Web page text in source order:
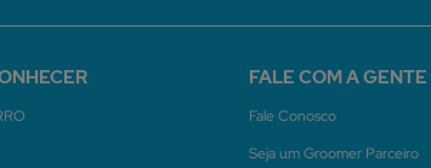
FALE COM A GENTE
Fale Conosco
Seja um Groomer Parceiro